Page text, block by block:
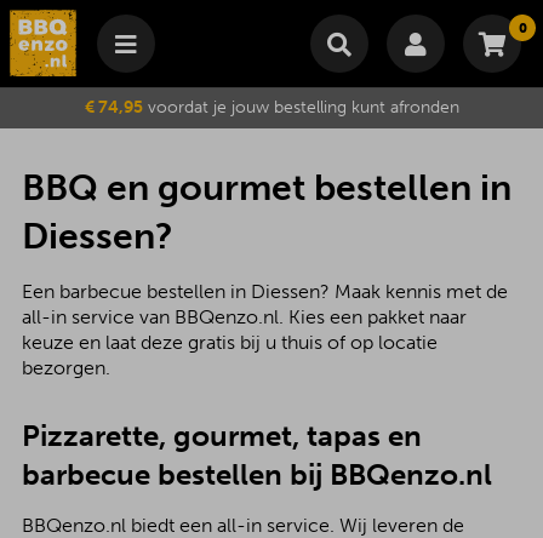
0
Winkelmand
Je winkelwagen is momenteel leeg.
Subtotaal €
Wijzig winkelmand Bestellen
€ 74,95voordat je jouw bestelling kunt afronden
BBQ en gourmet bestellen in
Diessen?
Een barbecue bestellen in Diessen? Maak kennis met de
all-in service van BBQenzo.nl. Kies een pakket naar
keuze en laat deze gratis bij u thuis of op locatie
bezorgen.
Pizzarette, gourmet, tapas en
barbecue bestellen bij BBQenzo.nl
BBQenzo.nl biedt een all-in service. Wij leveren de